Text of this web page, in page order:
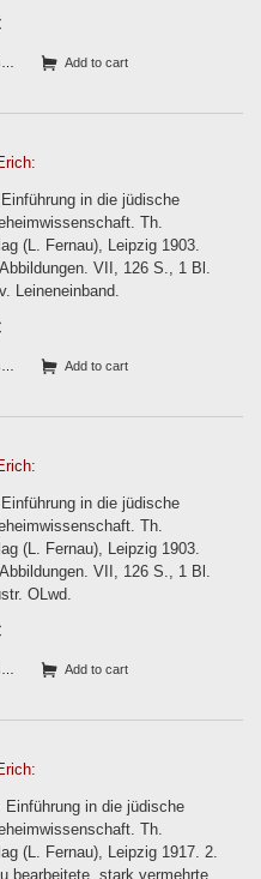
Add to cart
in die jüdische
Th.
(L. Fernau), Leipzig 1903.
VII, 126 S., 1 Bl.
Leineneinband.
Add to cart
in die jüdische
Th.
(L. Fernau), Leipzig 1903.
VII, 126 S., 1 Bl.
OLwd.
Add to cart
Einführung in die jüdische
Th.
(L. Fernau), Leipzig 1917. 2.
bearbeitete, stark vermehrte